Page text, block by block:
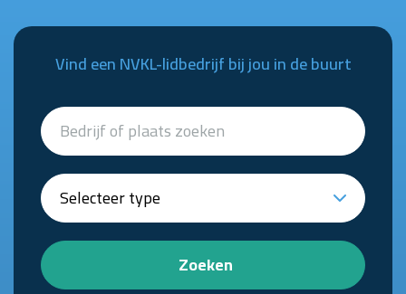
Vind een NVKL-lidbedrijf bij jou in de buurt
Zoeken